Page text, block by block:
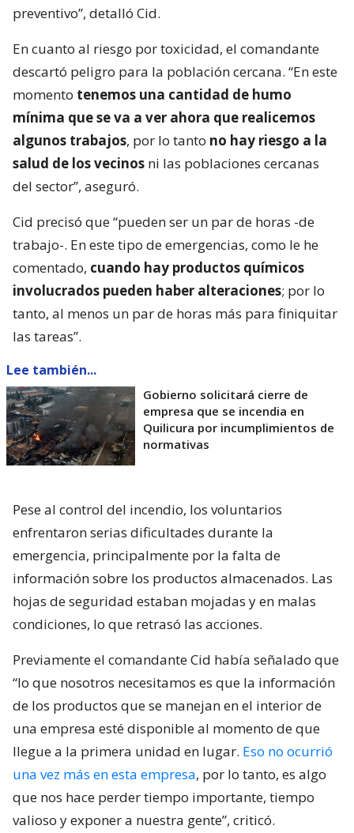
preventivo”, detalló Cid.
En cuanto al riesgo por toxicidad, el comandante
descartó peligro para la población cercana. “En este
momento tenemos una cantidad de humo
mínima que se va a ver ahora que realicemos
algunos trabajos, por lo tanto no hay riesgo a la
salud de los vecinos ni las poblaciones cercanas
del sector”, aseguró.
Cid precisó que “pueden ser un par de horas -de
trabajo-. En este tipo de emergencias, como le he
comentado, cuando hay productos químicos
involucrados pueden haber alteraciones; por lo
tanto, al menos un par de horas más para finiquitar
las tareas”.
Lee también...
Gobierno solicitará cierre de
empresa que se incendia en
Quilicura por incumplimientos de
normativas
Pese al control del incendio, los voluntarios
enfrentaron serias dificultades durante la
emergencia, principalmente por la falta de
información sobre los productos almacenados. Las
hojas de seguridad estaban mojadas y en malas
condiciones, lo que retrasó las acciones.
Previamente el comandante Cid había señalado que
“lo que nosotros necesitamos es que la información
de los productos que se manejan en el interior de
una empresa esté disponible al momento de que
llegue a la primera unidad en lugar. Eso no ocurrió
una vez más en esta empresa, por lo tanto, es algo
que nos hace perder tiempo importante, tiempo
valioso y exponer a nuestra gente”, criticó.